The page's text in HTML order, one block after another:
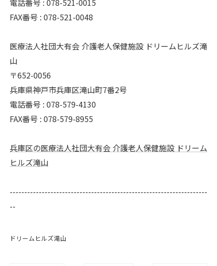
電話番号 : 078-521-0015
FAX番号 : 078-521-0048
医療法人社団大有会 介護老人保健施設 ドリームヒルズ滝
山
〒652-0056
兵庫県神戸市兵庫区滝山町7番2号
電話番号 : 078-579-4130
FAX番号 : 078-579-8955
兵庫区の医療法人社団大有会 介護老人保健施設 ドリーム
ヒルズ滝山
--------------------------------------------------------------------
--
ドリームヒルズ滝山